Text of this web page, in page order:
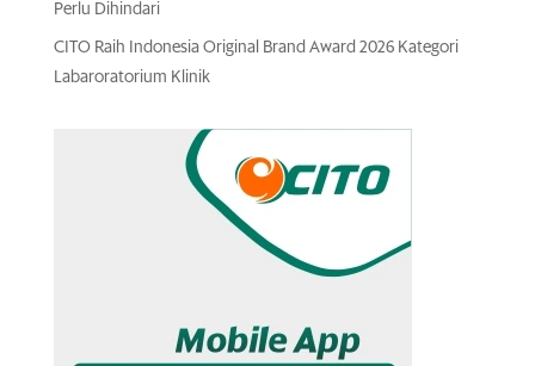
Perlu Dihindari
CITO Raih Indonesia Original Brand Award 2026 Kategori
Labaroratorium Klinik